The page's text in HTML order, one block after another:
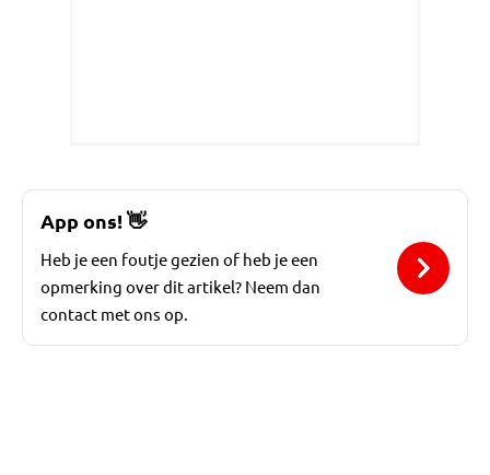
App ons!👋
Heb je een foutje gezien of heb je een
opmerking over dit artikel? Neem dan
contact met ons op.